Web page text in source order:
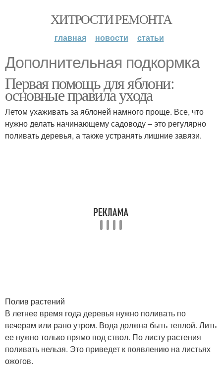
ХИТРОСТИ РЕМОНТА
главная новости статьи
Дополнительная подкормка
Первая помощь для яблони:
основные правила ухода
Летом ухаживать за яблоней намного проще. Все, что
нужно делать начинающему садоводу – это регулярно
поливать деревья, а также устранять лишние завязи.
Полив растений
В летнее время года деревья нужно поливать по
вечерам или рано утром. Вода должна быть теплой. Лить
ее нужно только прямо под ствол. По листу растения
поливать нельзя. Это приведет к появлению на листьях
ожогов.